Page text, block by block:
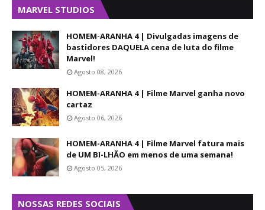
MARVEL STUDIOS
HOMEM-ARANHA 4 | Divulgadas imagens de
bastidores DAQUELA cena de luta do filme
Marvel!
Agosto 08, 2026
HOMEM-ARANHA 4 | Filme Marvel ganha novo
cartaz
Agosto 06, 2026
HOMEM-ARANHA 4 | Filme Marvel fatura mais
de UM BI-LHÃO em menos de uma semana!
Agosto 05, 2026
NOSSAS REDES SOCIAIS